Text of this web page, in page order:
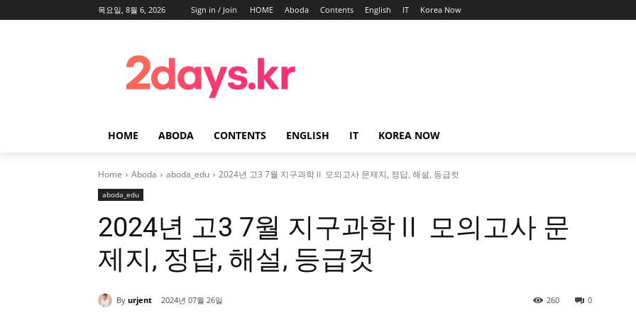
목요일, 8월 6, 2026 Sign in / Join HOME Aboda Contents English IT Korea Now
HOME ABODA CONTENTS ENGLISH IT KOREA NOW
Home Aboda aboda_edu 2024년 고3 7월 지구과학Ⅱ 모의고사 문제지, 정답, 해설, 등급컷
aboda_edu
2024년 고3 7월 지구과학Ⅱ 모의고사 문
제지, 정답, 해설, 등급컷
By urjent 2024년 07월 26일 0
260